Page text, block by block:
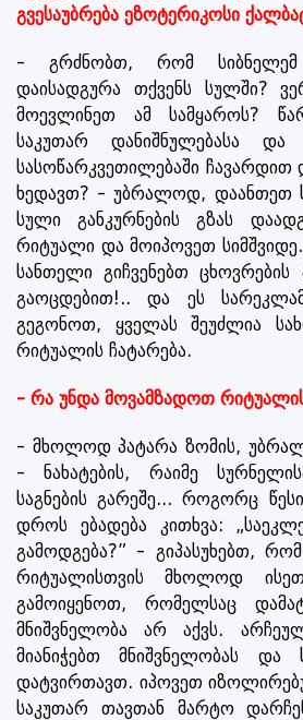
გვესაუბრება ეზოტერიკოსი
- გრძნობთ, რომ
დაისადგურა თქვენს სულში?
მოევლინეთ ამ სამყაროს?
საკუთარ დანიშნულებასა და
სასოწარკვეთილებაში
ხედავთ? - უბრალოდ, დაანთეთ
სული განკურნების გზას
რიტუალი და მოიპოვეთ
სანთელი გიჩვენებთ
გაოცდებით!.. და ეს
გეგონოთ, ყველას შეუძლია
რიტუალის ჩატარება.
- რა უნდა მოვამზადოთ
- მხოლოდ პატარა ზომის,
- ნახატების, რაიმე
საგნების გარეშე... როგორც
დროს ებადება კითხვა:
გამოდგება?” - გიპასუხებთ,
რიტუალისთვის მხოლოდ
გამოიყენოთ, რომელსაც
მნიშვნელობა არ აქვს.
მიანიჭებთ მნიშვნელობას და
დატვირთავთ. იპოვეთ
საკუთარ თავთან მარტო